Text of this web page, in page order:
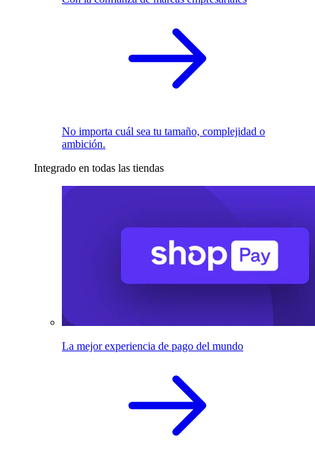
No importa cuál sea tu tamaño, complejidad o
ambición.
Integrado en todas las tiendas
La mejor experiencia de pago del mundo